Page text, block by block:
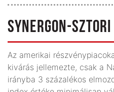
SYNERGON-
Az amerikai
kivárás jellemezte, csak a
irányba 3 százalékos